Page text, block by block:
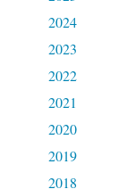
2024
2023
2022
2021
2020
2019
2018